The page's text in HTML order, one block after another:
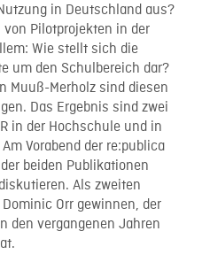
in Deutschland aus?
von Pilotprojekten in der
Wie stellt sich die
um den Schulbereich dar?
Muuß-Merholz sind diesen
Das Ergebnis sind zwei
in der Hochschule und in
Vorabend der re:publica
beiden Publikationen
Als zweiten
Orr gewinnen, der
den vergangenen Jahren